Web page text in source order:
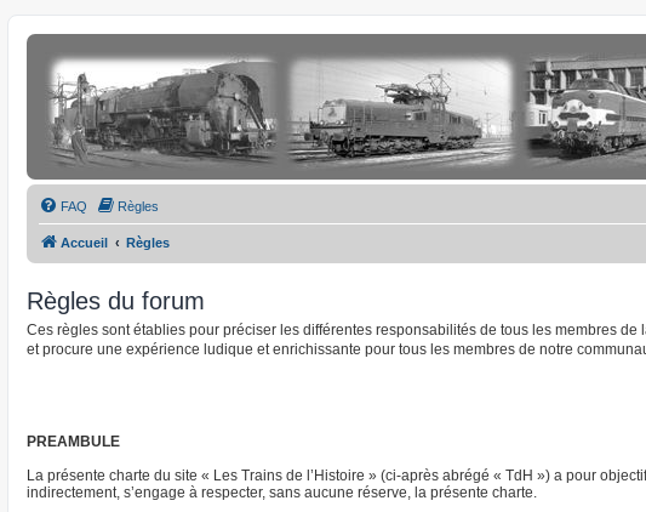
FAQ Règles
Accueil Règles
Règles du forum
Ces règles sont établies pour préciser les différentes responsabilités de tous les membres
et procure une expérience ludique et enrichissante pour tous les membres de notre
PREAMBULE
La présente charte du site « Les Trains de l’Histoire » (ci-après abrégé « TdH ») a pour
indirectement, s’engage à respecter, sans aucune réserve, la présente charte.